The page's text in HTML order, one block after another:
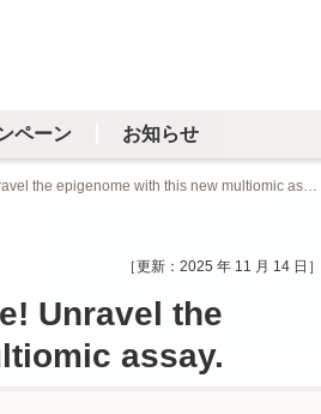
ペーン お知らせ
CUTANA Fiber-seq Kit is Here! Unravel the epigenome with this new multiomic assay.
2025 年 11 月 14 日
Unravel the
assay.